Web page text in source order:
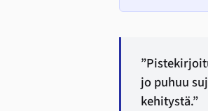
jo puhuu
kehitystä.”